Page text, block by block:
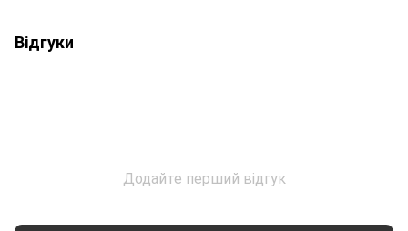
Відгуки
Додайте перший відгук